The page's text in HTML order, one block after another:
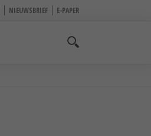
NIEUWSBRIEF E-PAPER